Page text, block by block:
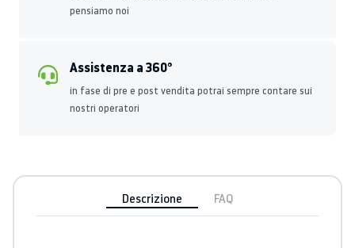
pensiamo noi
Assistenza a 360°
in fase di pre e post vendita potrai sempre contare sui
nostri operatori
Descrizione FAQ